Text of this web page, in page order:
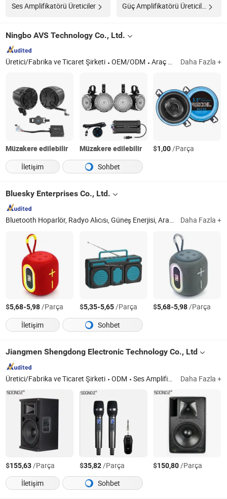
Ses Amplifikatörü Üreticiler Güç Amplifikatörü Üreticiler
Ningbo AVS Technology Co., Ltd.
Üretici/Fabrika ve Ticaret Şirketi OEM/ODM Araç Ses Aksesuarları, Bluetooth Kontrol Cihazı, Amplifikatör, Bluetooth Hoparlör, Kablo Takımları Daha Fazla +
Müzakere edilebilir Müzakere edilebilir $1,00/Parça
İletişim
Sohbet
Bluesky Enterprises Co., Ltd.
Bluetooth Hoparlör, Radyo Alıcısı, Güneş Enerjisi, Araç Aküsü, Televizyon DVD, Kulaklık, Veri Kablosu, Akıllı Saat Daha Fazla +
$5,68-5,98/Parça $5,35-5,65/Parça $5,68-5,98/Parça
İletişim
Sohbet
Jiangmen Shengdong Electronic Technology Co., Ltd
Üretici/Fabrika ve Ticaret Şirketi ODM Ses Amplifikatörü, Konferans Mikrofonu, Kablosuz ve Kablolu Mikrofon Daha Fazla +
$155,63/Parça $35,82/Parça $150,80/Parça
İletişim
Sohbet